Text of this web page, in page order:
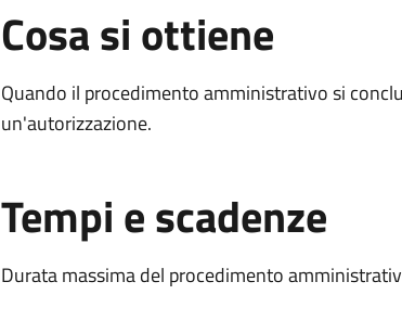
Cosa si ottiene
Quando il procedimento amministrativo si
un'autorizzazione.
Tempi e scadenze
Durata massima del procedimento